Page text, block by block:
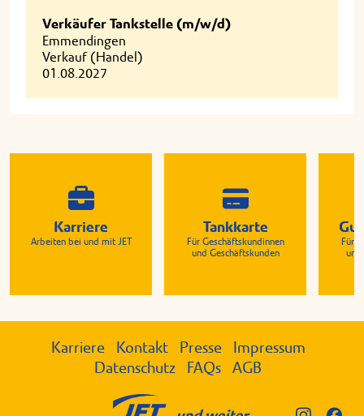
Verkäufer Tankstelle (m/w/d)
Emmendingen
Verkauf (Handel)
01.08.2027
Karriere
Arbeiten bei und mit JET
Tankkarte
Für Geschäftskundinnen
und Geschäftskunden
Für
und
Karriere Kontakt Presse
Impressum
Datenschutz
FAQs AGB